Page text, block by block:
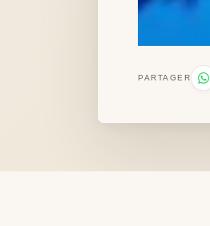
PARTAGER